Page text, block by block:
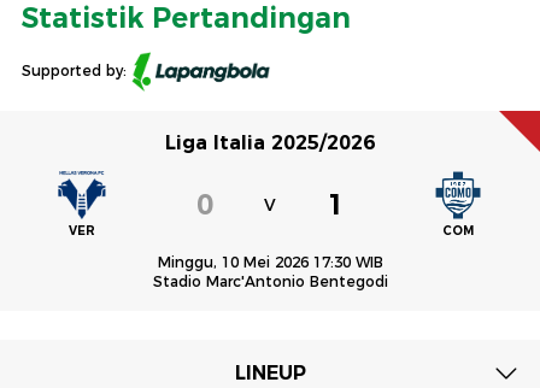
Statistik Pertandingan
Supported by:
Liga Italia 2025/2026
VER
0 V 1
COM
Minggu, 10 Mei 2026 17:30 WIB
Stadio Marc'Antonio Bentegodi
LINEUP